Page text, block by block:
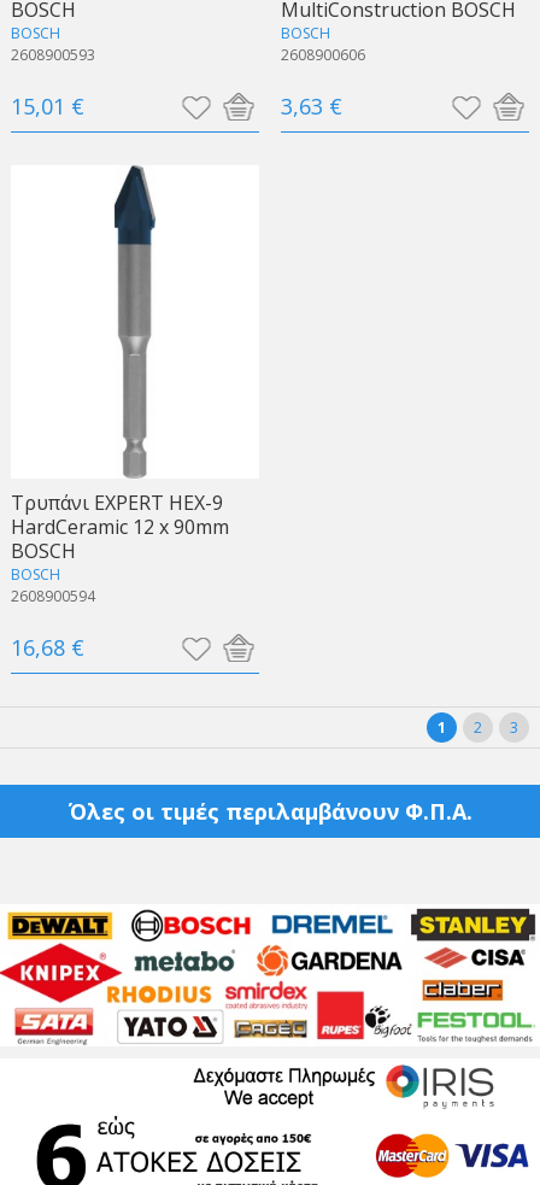
BOSCH
BOSCH
2608900593
15,01 €
MultiConstruction BOSCH
BOSCH
2608900606
3,63 €
Τρυπάνι EXPERT HEX-9
HardCeramic 12 x 90mm
BOSCH
BOSCH
2608900594
16,68 €
1 2 3
Όλες οι τιμές περιλαμβάνουν Φ.Π.Α.